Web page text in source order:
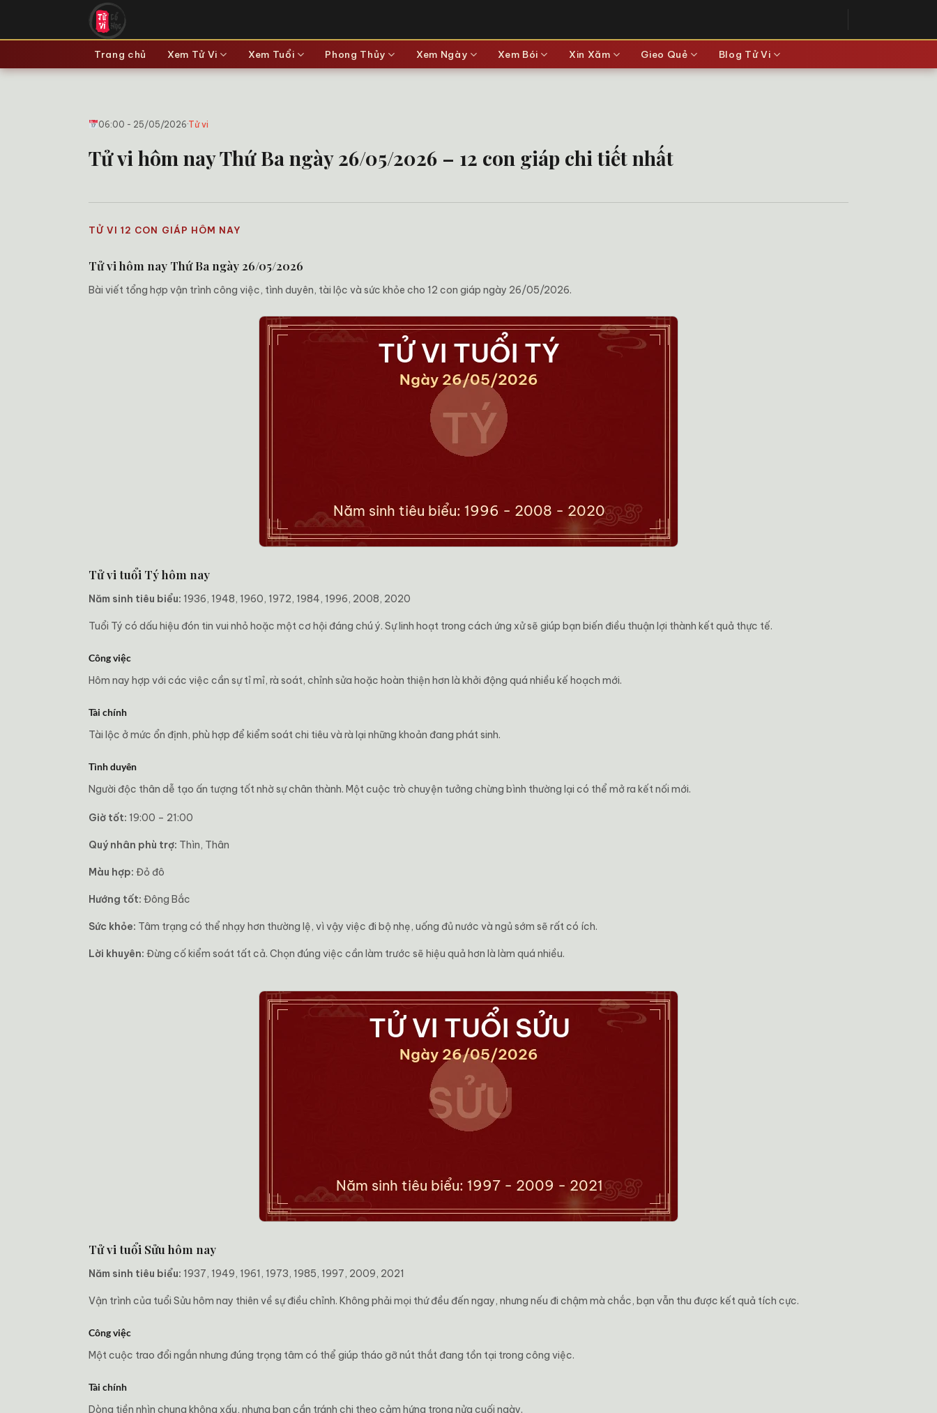
nội
Trang chủ Xem Tử Vi Xem Tuổi Phong Thủy Xem Ngày Xem Bói Xin Xăm Gieo Quẻ Blog Tử Vi
06:00 - 25/05/2026·Tử vi
Tử vi hôm nay Thứ Ba ngày 26/05/2026 – 12 con giáp chi tiết nhất
TỬ VI 12 CON GIÁP HÔM NAY
Tử vi hôm nay Thứ Ba ngày 26/05/2026
Bài viết tổng hợp vận trình công việc, tình duyên, tài lộc và sức khỏe cho 12 con giáp ngày 26/05/2026.
Tử vi tuổi Tý hôm nay
Năm sinh tiêu biểu: 1936, 1948, 1960, 1972, 1984, 1996, 2008, 2020
Tuổi Tý có dấu hiệu đón tin vui nhỏ hoặc một cơ hội đáng chú ý. Sự linh hoạt trong cách ứng xử sẽ giúp bạn biến điều thuận lợi thành kết quả thực tế.
Công việc
Hôm nay hợp với các việc cần sự tỉ mỉ, rà soát, chỉnh sửa hoặc hoàn thiện hơn là khởi động quá nhiều kế hoạch mới.
Tài chính
Tài lộc ở mức ổn định, phù hợp để kiểm soát chi tiêu và rà lại những khoản đang phát sinh.
Tình duyên
Người độc thân dễ tạo ấn tượng tốt nhờ sự chân thành. Một cuộc trò chuyện tưởng chừng bình thường lại có thể mở ra kết nối mới.
Giờ tốt: 19:00 – 21:00
Quý nhân phù trợ: Thìn, Thân
Màu hợp: Đỏ đô
Hướng tốt: Đông Bắc
Sức khỏe: Tâm trạng có thể nhạy hơn thường lệ, vì vậy việc đi bộ nhẹ, uống đủ nước và ngủ sớm sẽ rất có ích.
Lời khuyên: Đừng cố kiểm soát tất cả. Chọn đúng việc cần làm trước sẽ hiệu quả hơn là làm quá nhiều.
Tử vi tuổi Sửu hôm nay
Năm sinh tiêu biểu: 1937, 1949, 1961, 1973, 1985, 1997, 2009, 2021
Vận trình của tuổi Sửu hôm nay thiên về sự điều chỉnh. Không phải mọi thứ đều đến ngay, nhưng nếu đi chậm mà chắc, bạn vẫn thu được kết quả tích cực.
Công việc
Một cuộc trao đổi ngắn nhưng đúng trọng tâm có thể giúp tháo gỡ nút thắt đang tồn tại trong công việc.
Tài chính
Dòng tiền nhìn chung không xấu, nhưng bạn cần tránh chi theo cảm hứng trong nửa cuối ngày.